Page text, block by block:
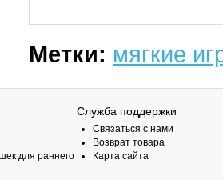
Метки: мягкие
для раннего
Служба поддержки
Связаться с нами
Возврат товара
Карта сайта